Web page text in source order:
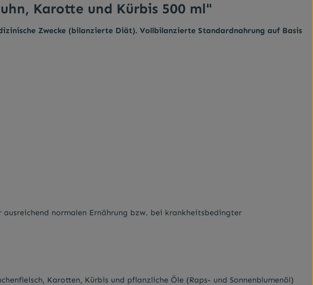
Karotte und Kürbis 500 ml"
Zwecke (bilanzierte Diät). Vollbilanzierte Standardnahrung auf Basis
normalen Ernährung bzw. bei krankheitsbedingter
Karotten, Kürbis und pflanzliche Öle (Raps- und Sonnenblumenöl)